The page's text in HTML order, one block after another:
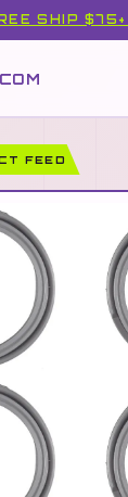
SHIP
FEED